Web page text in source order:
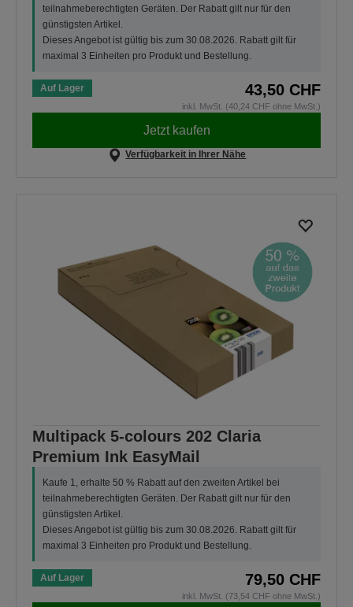
teilnahmeberechtigten Geräten. Der Rabatt gilt nur für den
günstigsten Artikel.
Dieses Angebot ist gültig bis zum 30.08.2026. Rabatt gilt für
maximal 3 Einheiten pro Produkt und Bestellung.
Auf Lager 43,50 CHF
inkl. MwSt. (40,24 CHF ohne MwSt.)
Jetzt kaufen
Verfügbarkeit in Ihrer Nähe
Multipack 5-colours 202 Claria
Premium Ink EasyMail
Kaufe 1, erhalte 50 % Rabatt auf den zweiten Artikel bei
teilnahmeberechtigten Geräten. Der Rabatt gilt nur für den
günstigsten Artikel.
Dieses Angebot ist gültig bis zum 30.08.2026. Rabatt gilt für
maximal 3 Einheiten pro Produkt und Bestellung.
Auf Lager 79,50 CHF
inkl. MwSt. (73,54 CHF ohne MwSt.)